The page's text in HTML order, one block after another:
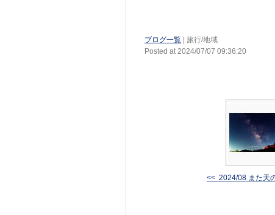
ブログ一覧 | 旅行/地域
Posted at 2024/07/07 09:36:20
<< 2024/08 また天